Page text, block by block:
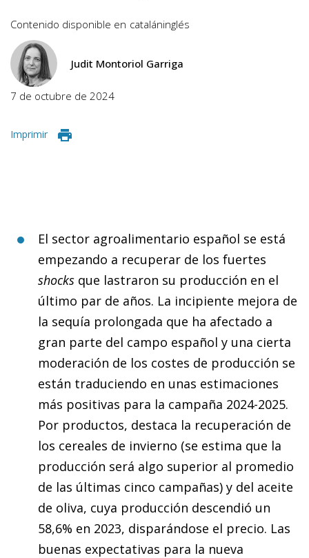
Contenido disponible en cataláninglés
Judit Montoriol Garriga
7 de octubre de 2024
Imprimir
El sector agroalimentario español se está
empezando a recuperar de los fuertes
shocks que lastraron su producción en el
último par de años. La incipiente mejora de
la sequía prolongada que ha afectado a
gran parte del campo español y una cierta
moderación de los costes de producción se
están traduciendo en unas estimaciones
más positivas para la campaña 2024-2025.
Por productos, destaca la recuperación de
los cereales de invierno (se estima que la
producción será algo superior al promedio
de las últimas cinco campañas) y del aceite
de oliva, cuya producción descendió un
58,6% en 2023, disparándose el precio. Las
buenas expectativas para la nueva